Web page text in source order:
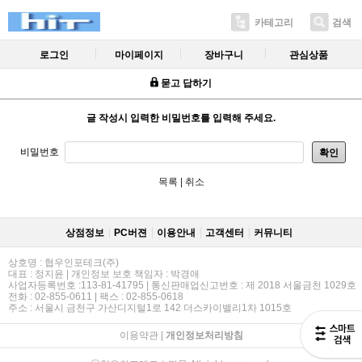
카테고리 검색
로그인 마이페이지 장바구니 관심상품
묻고 답하기
글 작성시 입력한 비밀번호를 입력해 주세요.
비밀번호 확인
목록 취소
상점정보 PC버젼 이용안내 고객센터 커뮤니티
상호명 : 협우인포테크(주)
대표 : 정지윤 | 개인정보 보호 책임자 : 박경애
사업자등록번호 :113-81-41795 | 통신판매업신고번호 : 제 2018 서울금천 1029호
전화 : 02-855-0611 | 팩스 : 02-855-0618
주소 : 서울시 금천구 가산디지털1로 142 더스카이밸리1차 1015호
이용약관| 개인정보처리방침